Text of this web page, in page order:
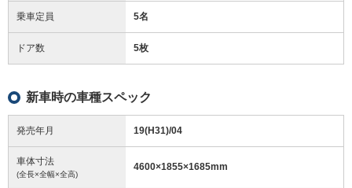
乗車定員 5名
ドア数 5枚
新車時の車種スペック
発売年月 19(H31)/04
車体寸法
(全長×全幅×全高)
4600×1855×1685mm